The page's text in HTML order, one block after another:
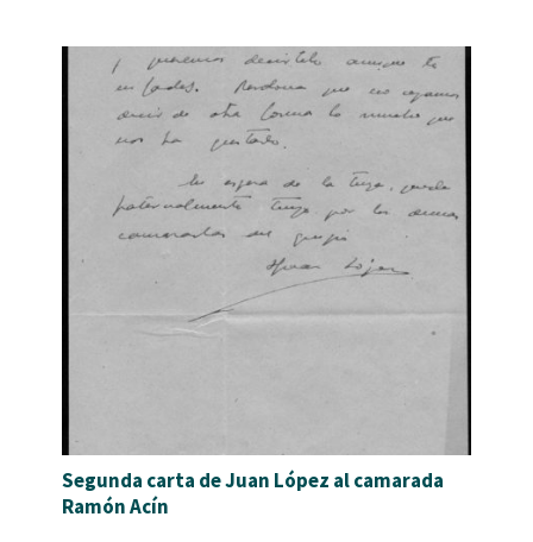
Segunda carta de Juan López al camarada
Ramón Acín